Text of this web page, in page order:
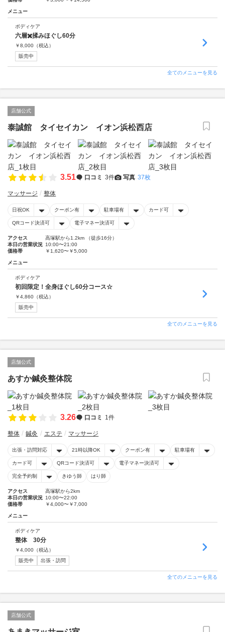
メニュー
ボディケア
六層✖️揉みほぐし60分
￥8,000 （税込）
販売中
全てのメニューを見る
店舗公式
泰誠館 タイセイカン イオン浜松西店
3.51 口コミ 3件 写真 37枚
マッサージ 整体
日祝OK クーポン有 駐車場有 カード可
QRコード決済可 電子マネー決済可
アクセス
高塚駅から1.2km （徒歩16分）
本日の営業状況 10:00〜21:00
価格帯
￥1,620〜￥5,000
メニュー
ボディケア
初回限定！全身ほぐし60分コース☆
￥4,860 （税込）
販売中
全てのメニューを見る
店舗公式
あすか鍼灸整体院
3.26 口コミ 1件
整体 鍼灸 エステ マッサージ
出張・訪問対応 21時以降OK クーポン有 駐車場有
カード可 QRコード決済可 電子マネー決済可
完全予約制 きゆう師 はり師
アクセス
高塚駅から2km
本日の営業状況 10:00〜22:00
価格帯
￥4,000〜￥7,000
メニュー
ボディケア
整体 30分
￥4,000 （税込）
販売中
出張・訪問
全てのメニューを見る
店舗公式